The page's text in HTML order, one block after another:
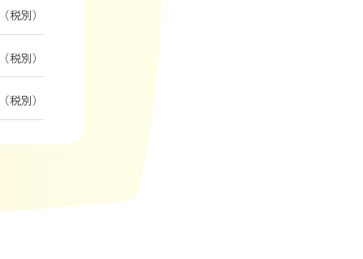
税別）
税別）
税別）